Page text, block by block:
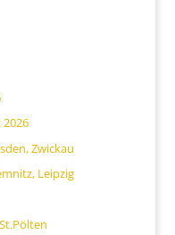
Zwickau
Leipzig